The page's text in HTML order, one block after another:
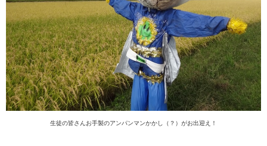
生徒の皆さんお手製のアンパンマンかかし（？）がお出迎え！